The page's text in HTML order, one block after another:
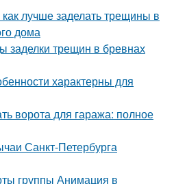
лучше заделать трещины в
дома
трещин в бревнах
характерны для
ворота для гаража: полное
Санкт-Петербурга
группы Анимация в